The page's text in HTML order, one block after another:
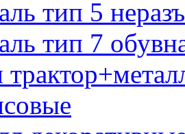
тип 5
тип 7